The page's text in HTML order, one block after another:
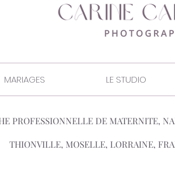
MARIAGES LE STUDIO
PROFESSIONNELLE DE MATERNITE,
THIONVILLE, MOSELLE, LORRAINE,